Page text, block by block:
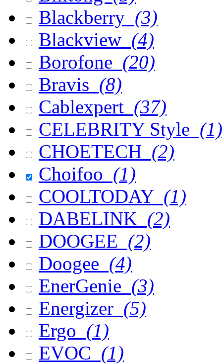
Blackberry (3)
Blackview (4)
Borofone (20)
Bravis (8)
Cablexpert (37)
CELEBRITY Style (1)
CHOETECH (2)
Choifoo (1)
COOLTODAY (1)
DABELINK (2)
DOOGEE (2)
Doogee (4)
EnerGenie (3)
Energizer (5)
Ergo (1)
EVOC (1)